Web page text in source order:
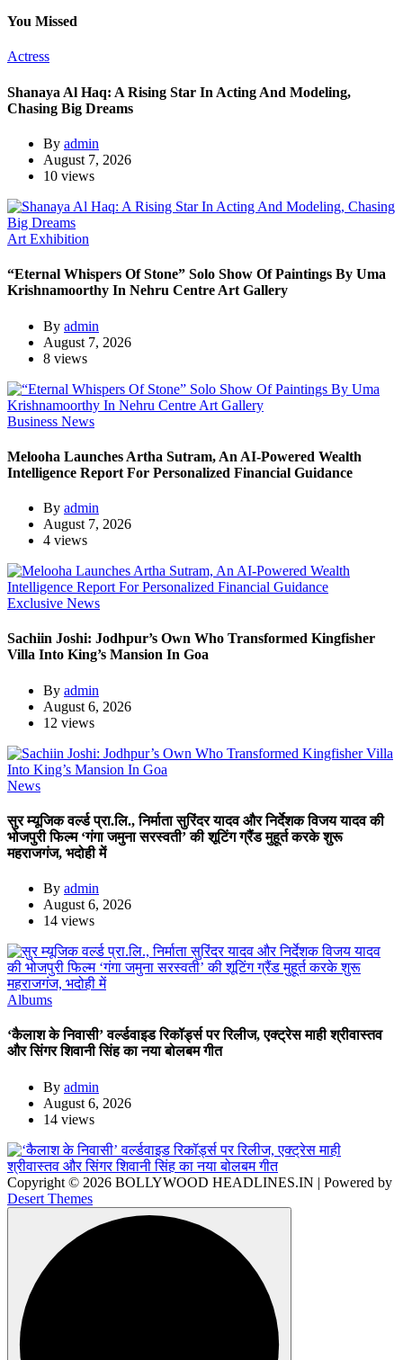
You Missed
Actress
Shanaya Al Haq: A Rising Star In Acting And Modeling,
Chasing Big Dreams
By admin
August 7, 2026
10 views
Art Exhibition
“Eternal Whispers Of Stone” Solo Show Of Paintings By Uma
Krishnamoorthy In Nehru Centre Art Gallery
By admin
August 7, 2026
8 views
Business News
Melooha Launches Artha Sutram, An AI-Powered Wealth
Intelligence Report For Personalized Financial Guidance
By admin
August 7, 2026
4 views
Exclusive News
Sachiin Joshi: Jodhpur’s Own Who Transformed Kingfisher
Villa Into King’s Mansion In Goa
By admin
August 6, 2026
12 views
News
सुर म्यूजिक वर्ल्ड प्रा.लि., निर्माता सुरिंदर यादव और निर्देशक विजय यादव की
भोजपुरी फिल्म ‘गंगा जमुना सरस्वती’ की शूटिंग ग्रैंड मुहूर्त करके शुरू
महराजगंज, भदोही में
By admin
August 6, 2026
14 views
Albums
‘कैलाश के निवासी’ वर्ल्डवाइड रिकॉर्ड्स पर रिलीज, एक्ट्रेस माही श्रीवास्तव
और सिंगर शिवानी सिंह का नया बोलबम गीत
By admin
August 6, 2026
14 views
Copyright © 2026 BOLLYWOOD HEADLINES.IN | Powered by
Desert Themes